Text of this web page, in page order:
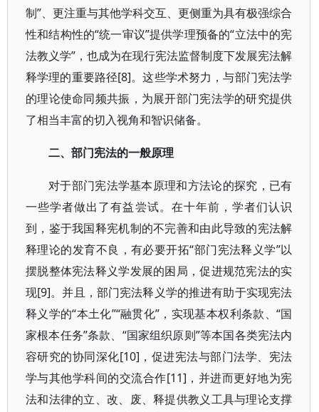
制”、更注重与其他学科交互、更侧重为具有极强综合
性和结构性的“统一审议”提供学理预备的“立法中的宪
法教义学”，也成为在现行宪法监督制度下发展宪法解
释学理的重要路径[8]。这些学术努力，与部门宪法学
的理论使命同频共振，为展开部门宪法学的研究提供
了相当丰富的切入视角和智识储备。
二、部门宪法的一般原理
对于部门宪法学基本原理和方法论的探究，已有
一些学者做出了有益尝试。在十年前，学者们认识
到，鉴于我国释宪机制的不完善和由此导致的宪法解
释理论的发育不良，有必要开拓“部门宪法释义学”以
摆脱整体宪法释义学发展的困局，促进规范宪法的实
现[9]。并且，部门宪法释义学的推进有助于实现宪法
释义学的“本土化”“融贯化”，实现基本权利条款、“国
家根本任务”条款、“国家组织原则”等本国各类宪法内
容研究的协同深化[10]，促进宪法与部门法学、宪法
学与其他学科间的交流合作[11]，并进而更好地为宪
法和法律的立、改、废、释提供教义工具与理论支撑